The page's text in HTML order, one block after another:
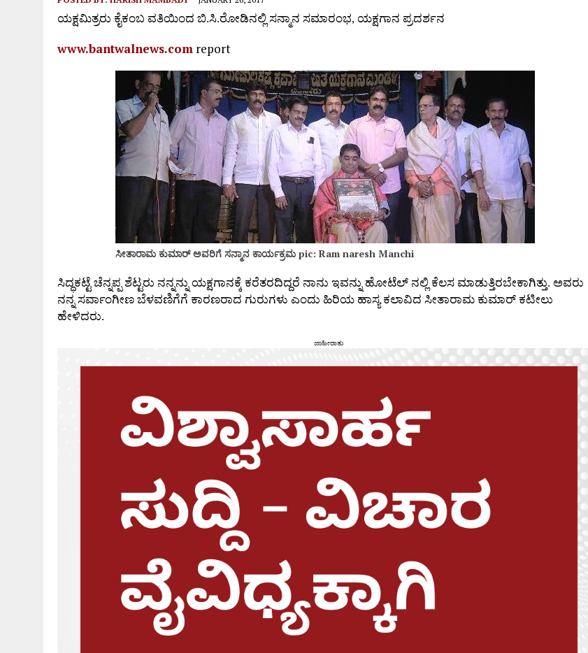
ಯಕ್ಷಮಿತ್ರರು ಕೈಕಂಬ ವತಿಯಿಂದ ಬಿ.ಸಿ.ರೋಡಿನಲ್ಲಿ ಸನ್ಮಾನ ಸಮಾರಂಭ, ಯಕ್ಷಗಾನ ಪ್ರದರ್ಶನ
www.bantwalnews.com report
ಸೀತಾರಾಮ ಕುಮಾರ್ ಅವರಿಗೆ ಸನ್ಮಾನ ಕಾರ್ಯಕ್ರಮ pic: Ram naresh Manchi
ಸಿದ್ಧಕಟ್ಟೆ ಚೆನ್ನಪ್ಪ ಶೆಟ್ಟರು ನನ್ನನ್ನು ಯಕ್ಷಗಾನಕ್ಕೆ ಕರೆತರದಿದ್ದರೆ ನಾನು ಇವನ್ನು ಹೋಟೆಲ್ ನಲ್ಲಿ ಕೆಲಸ ಮಾಡುತ್ತಿರಬೇಕಾಗಿತ್ತು. ಅವರು
ನನ್ನ ಸರ್ವಾಂಗೀಣ ಬೆಳವಣಿಗೆಗೆ ಕಾರಣರಾದ ಗುರುಗಳು ಎಂದು ಹಿರಿಯ ಹಾಸ್ಯ ಕಲಾವಿದ ಸೀತಾರಾಮ ಕುಮಾರ್ ಕಟೀಲು
ಹೇಳಿದರು.
ಜಾಹೀರಾತು